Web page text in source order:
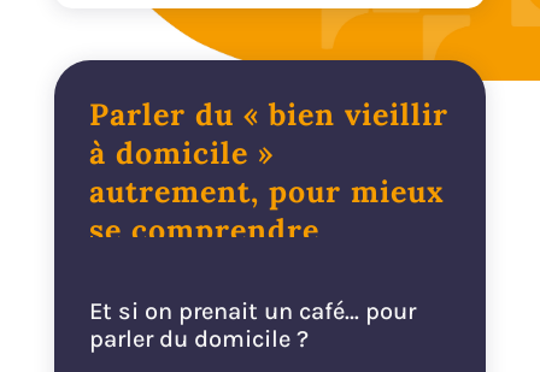
Parler du « bien vieillir
à domicile »
autrement, pour mieux
se comprendre
Et si on prenait un café… pour
parler du domicile ?